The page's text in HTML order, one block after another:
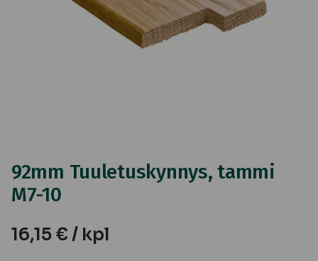
92mm Tuuletuskynnys, tammi
M7-10
16,15 € / kpl